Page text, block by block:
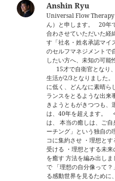
Anshin Ryu
Universal Flow
ん）と申します。 20年
合わさせていただいた経
す「社名・姓名承認マ
のセルフマネジメントで
したい方へ、未知の可能
15才で自衛官となり
生活が2/3となりました
に低く、どんなに素晴ら
ランスをとるような出来
きようともがきつつも、
は、40年を超えます。
は、 本当の癒しは、ご
ーチング」という独自の
コに集約させ ・理想と
受ける ・理想とする未
を癒す 方法を編み出し
で 「理想の自分像って
る感動世界を見るため